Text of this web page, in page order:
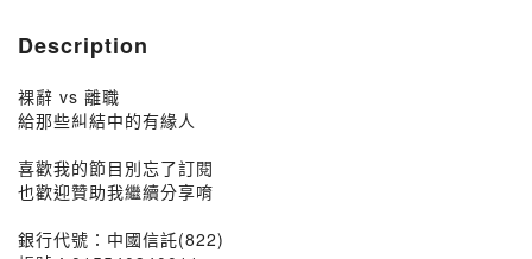
Description
裸辭 vs 離職
給那些糾結中的有緣人
喜歡我的節目別忘了訂閱
也歡迎贊助我繼續分享唷
銀行代號：中國信託(822)